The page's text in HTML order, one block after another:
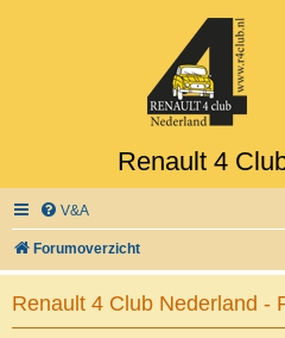
Renault 4
V&A
Forumoverzicht
Renault 4 Club Nederland -